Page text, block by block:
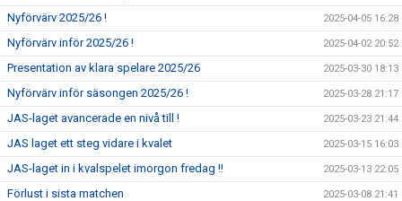
Nyförvärv 2025/26 ! 2025-04-05 16:28
Nyförvärv inför 2025/26 ! 2025-04-02 20:52
Presentation av klara spelare 2025/26 2025-03-30 18:13
Nyförvärv inför säsongen 2025/26 ! 2025-03-28 21:17
JAS-laget avancerade en nivå till ! 2025-03-23 21:44
JAS laget ett steg vidare i kvalet 2025-03-15 16:03
JAS-laget in i kvalspelet imorgon fredag !! 2025-03-13 22:05
Förlust i sista matchen 2025-03-08 21:41